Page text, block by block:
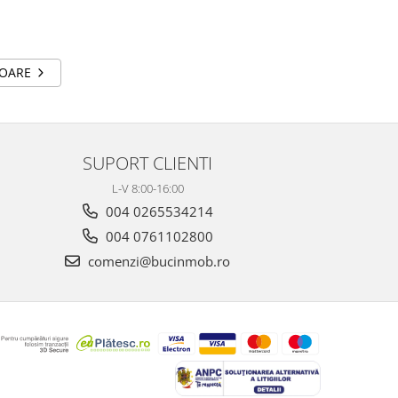
SUPORT CLIENTI
L-V 8:00-16:00
004 0265534214
004 0761102800
comenzi@bucinmob.ro